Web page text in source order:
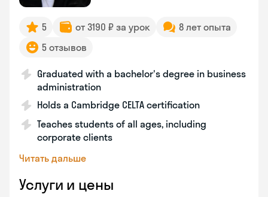
5 от 3190 ₽ за урок
8 лет опыта
5 отзывов
Graduated with a bachelor's degree in business
administration
Holds a Cambridge CELTA certification
Teaches students of all ages, including
corporate clients
Читать дальше
Услуги и цены